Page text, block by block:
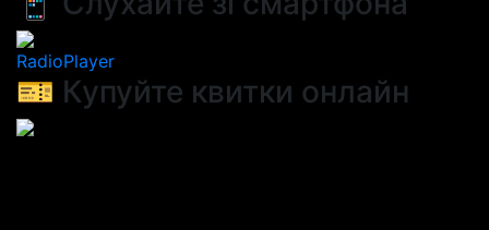
RadioPlayer
🎫 Купуйте квитки онлайн